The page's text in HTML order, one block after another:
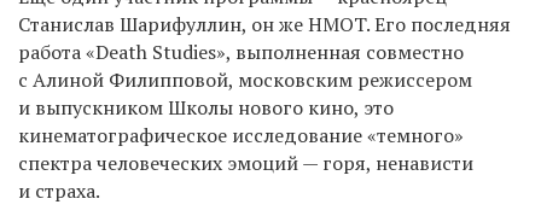
Станислав Шарифуллин, он же HMOT. Его последняя
работа «Death Studies», выполненная совместно
с Алиной Филипповой, московским режиссером
и выпускником Школы нового кино, это
кинематографическое исследование «темного»
спектра человеческих эмоций — горя, ненависти
и страха.